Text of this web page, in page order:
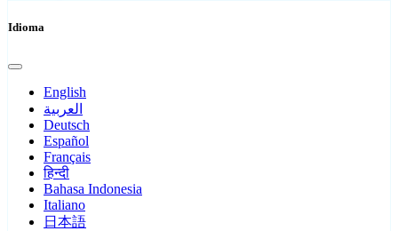
Idioma
English
العربية
Deutsch
Español
Français
हिन्दी
Bahasa Indonesia
Italiano
日本語